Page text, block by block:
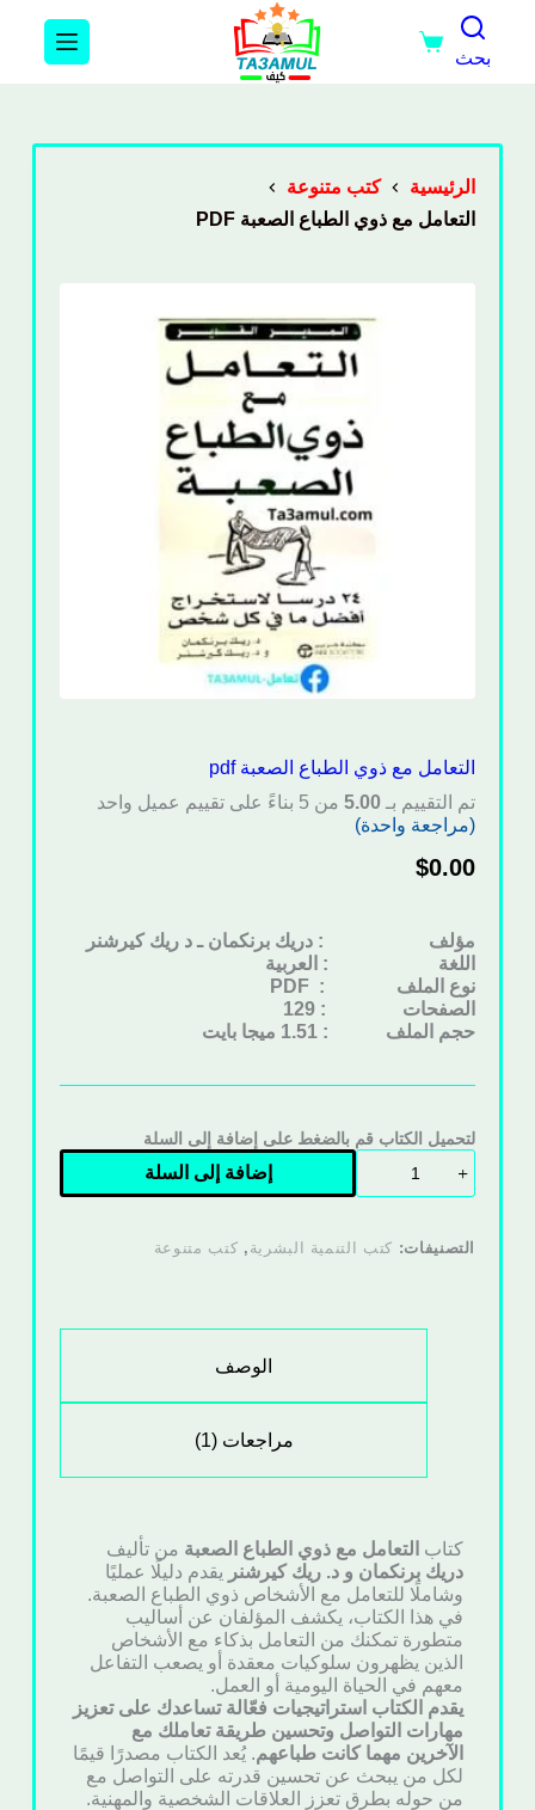
بحث
الرئيسية
كتب متنوعة
التعامل مع ذوي الطباع الصعبة PDF
التعامل مع ذوي الطباع الصعبة pdf
تم التقييم بـ 5.00من 5 بناءً على تقييم عميل واحد
(مراجعة واحدة)
$0.00
مؤلف : دريك برنكمان ـ د ريك كيرشنر
اللغة : العربية
نوع الملف : PDF
الصفحات : 129
حجم الملف : 1.51 ميجا بايت
لتحميل الكتاب قم بالضغط على إضافة إلى السلة
إضافة إلى السلة
التصنيفات: كتب التنمية البشرية , كتب متنوعة
الوصف
مراجعات (1)
كتاب التعامل مع ذوي الطباع الصعبة من تأليف
دريك برنكمان و د. ريك كيرشنر يقدم دليلًا عمليًا
وشاملًا للتعامل مع الأشخاص ذوي الطباع الصعبة.
في هذا الكتاب، يكشف المؤلفان عن أساليب
متطورة تمكنك من التعامل بذكاء مع الأشخاص
الذين يظهرون سلوكيات معقدة أو يصعب التفاعل
معهم في الحياة اليومية أو العمل.
يقدم الكتاب استراتيجيات فعّالة تساعدك على تعزيز
مهارات التواصل وتحسين طريقة تعاملك مع
الآخرين مهما كانت طباعهم. يُعد الكتاب مصدرًا قيمًا
لكل من يبحث عن تحسين قدرته على التواصل مع
من حوله بطرق تعزز العلاقات الشخصية والمهنية.